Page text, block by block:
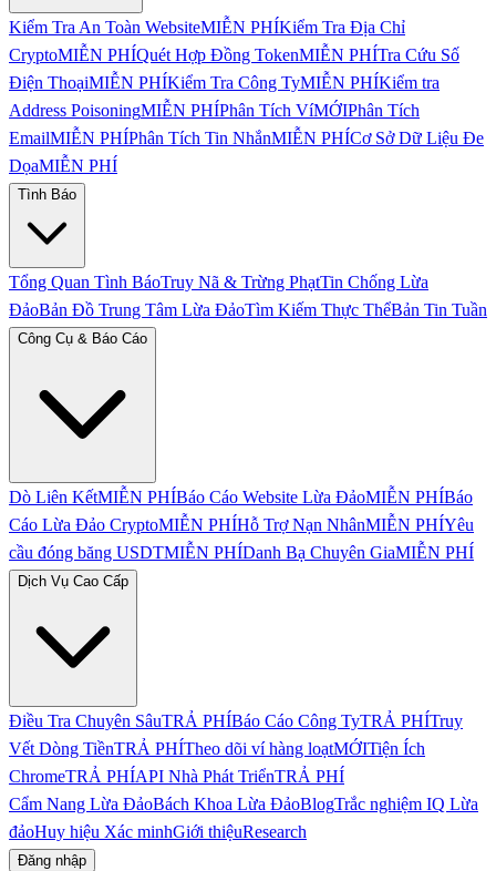
Kiểm Tra An Toàn WebsiteMIỄN PHÍKiểm Tra Địa Chỉ
CryptoMIỄN PHÍQuét Hợp Đồng TokenMIỄN PHÍTra Cứu Số
Điện ThoạiMIỄN PHÍKiểm Tra Công TyMIỄN PHÍKiểm tra
Address PoisoningMIỄN PHÍPhân Tích VíMỚIPhân Tích
EmailMIỄN PHÍPhân Tích Tin NhắnMIỄN PHÍCơ Sở Dữ Liệu Đe
DọaMIỄN PHÍ
Tình Báo
Tổng Quan Tình BáoTruy Nã & Trừng PhạtTin Chống Lừa
ĐảoBản Đồ Trung Tâm Lừa ĐảoTìm Kiếm Thực ThểBản Tin Tuần
Công Cụ & Báo Cáo
Dò Liên KếtMIỄN PHÍBáo Cáo Website Lừa ĐảoMIỄN PHÍBáo
Cáo Lừa Đảo CryptoMIỄN PHÍHỗ Trợ Nạn NhânMIỄN PHÍYêu
cầu đóng băng USDTMIỄN PHÍDanh Bạ Chuyên GiaMIỄN PHÍ
Dịch Vụ Cao Cấp
Điều Tra Chuyên SâuTRẢ PHÍBáo Cáo Công TyTRẢ PHÍTruy
Vết Dòng TiềnTRẢ PHÍTheo dõi ví hàng loạtMỚITiện Ích
ChromeTRẢ PHÍAPI Nhà Phát TriểnTRẢ PHÍ
Cẩm Nang Lừa ĐảoBách Khoa Lừa ĐảoBlogTrắc nghiệm IQ Lừa
đảoHuy hiệu Xác minhGiới thiệuResearch
Đăng nhập